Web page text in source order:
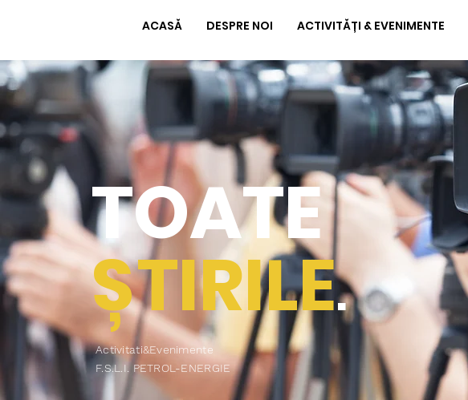
ACASĂ DESPRE NOI ACTIVITĂȚI & EVENIMENTE
TOATE
ȘTIRILE.
Activitati&Evenimente
F.S.L.I. PETROL-ENERGIE